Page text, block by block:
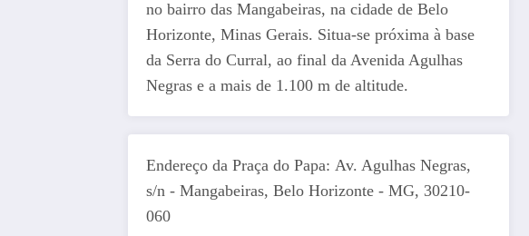
no bairro das Mangabeiras, na cidade de Belo
Horizonte, Minas Gerais. Situa-se próxima à base
da Serra do Curral, ao final da Avenida Agulhas
Negras e a mais de 1.100 m de altitude.
Endereço da Praça do Papa: Av. Agulhas Negras,
s/n - Mangabeiras, Belo Horizonte - MG, 30210-
060